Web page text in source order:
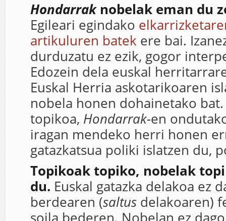
Hondarrak nobelak eman du
Egileari egindako
artikuluren batek ere bai.
durduzatu ez ezik, gogor
Edozein dela euskal
Euskal Herria askotarikoaren
nobela honen dohainetako
topikoa, Hondarrak-en
iragan mendeko herri honen
gatazkatsua poliki islatzen du,
Topikoak topiko, nobelak
du. Euskal gatazka delakoa ez
berdearen (saltus delakoaren)